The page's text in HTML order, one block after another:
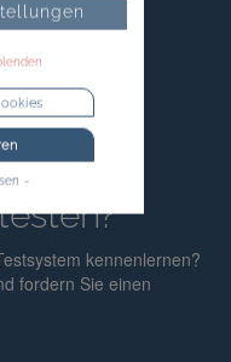
kennenlernen?
fordern Sie einen
-